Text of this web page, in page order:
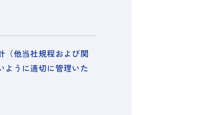
（他当社規程および関
ように適切に管理いた